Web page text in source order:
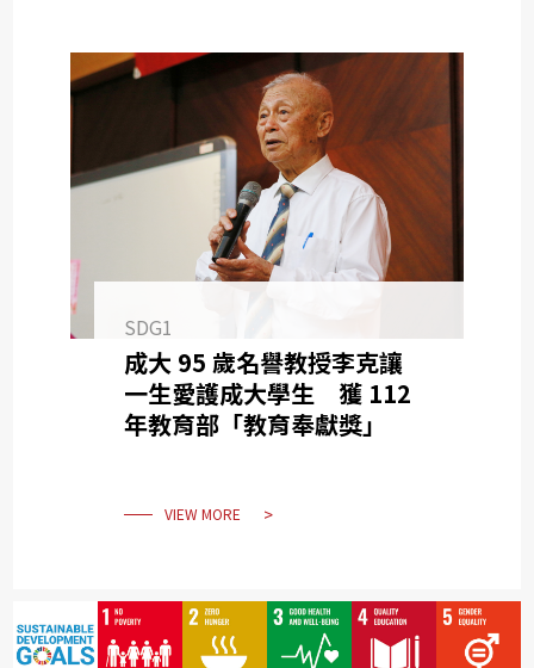
SDG1
成大 95 歲名譽教授李克讓
一生愛護成大學生 獲 112
年教育部「教育奉獻獎」
VIEW MORE